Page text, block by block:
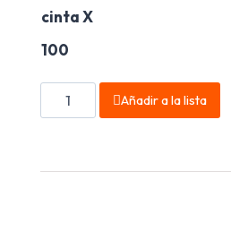
cinta X
100
Añadir a la lista